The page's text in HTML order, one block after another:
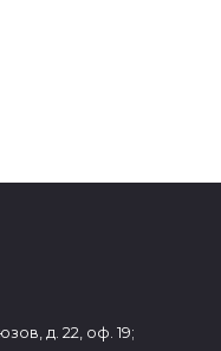
д. 22, оф. 19;